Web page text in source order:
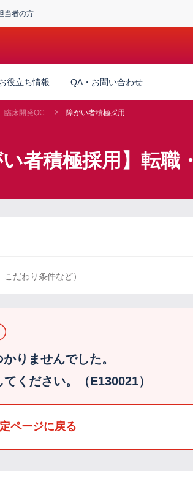
当者の方
役立ち情報 QA・お問い合わせ
臨床開発QC 障がい者積極採用
者積極採用】転職
だわり条件など）
りませんでした。
ください。（E130021）
ページに戻る